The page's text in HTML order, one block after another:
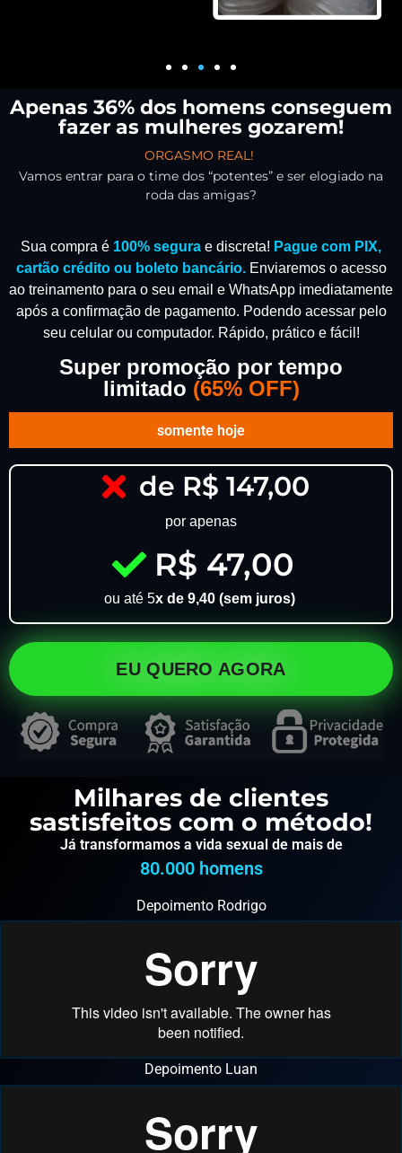
Apenas 36% dos homens conseguem
fazer as mulheres gozarem!
ORGASMO REAL!
Vamos entrar para o time dos “potentes” e ser elogiado na
roda das amigas?
Sua compra é 100% segura e discreta! Pague com PIX,
cartão crédito ou boleto bancário. Enviaremos o acesso
ao treinamento para o seu email e WhatsApp imediatamente
após a confirmação de pagamento. Podendo acessar pelo
seu celular ou computador. Rápido, prático e fácil!
Super promoção por tempo
limitado (65% OFF)
somente hoje
de R$ 147,00
por apenas
R$ 47,00
ou até 5x de 9,40 (sem juros)
EU QUERO AGORA
Milhares de clientes
sastisfeitos com o método!
Já transformamos a vida sexual de mais de
80.000 homens
Depoimento Rodrigo
Depoimento Luan